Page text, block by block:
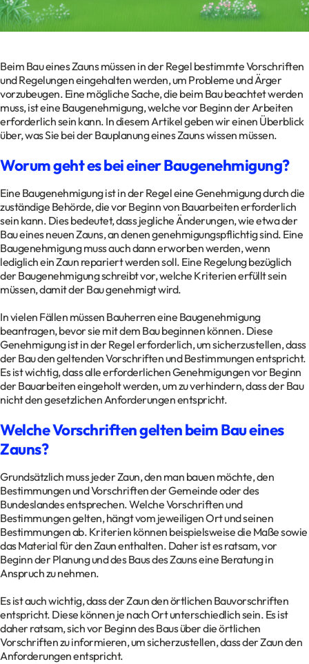
Beim Bau eines Zauns müssen in der Regel bestimmte Vorschriften
und Regelungen eingehalten werden, um Probleme und Ärger
vorzubeugen. Eine mögliche Sache, die beim Bau beachtet werden
muss, ist eine Baugenehmigung, welche vor Beginn der Arbeiten
erforderlich sein kann. In diesem Artikel geben wir einen Überblick
über, was Sie bei der Bauplanung eines Zauns wissen müssen.
Worum geht es bei einer Baugenehmigung?
Eine Baugenehmigung ist in der Regel eine Genehmigung durch die
zuständige Behörde, die vor Beginn von Bauarbeiten erforderlich
sein kann. Dies bedeutet, dass jegliche Änderungen, wie etwa der
Bau eines neuen Zauns, an denen genehmigungspflichtig sind. Eine
Baugenehmigung muss auch dann erworben werden, wenn
lediglich ein Zaun repariert werden soll. Eine Regelung bezüglich
der Baugenehmigung schreibt vor, welche Kriterien erfüllt sein
müssen, damit der Bau genehmigt wird.
In vielen Fällen müssen Bauherren eine Baugenehmigung
beantragen, bevor sie mit dem Bau beginnen können. Diese
Genehmigung ist in der Regel erforderlich, um sicherzustellen, dass
der Bau den geltenden Vorschriften und Bestimmungen entspricht.
Es ist wichtig, dass alle erforderlichen Genehmigungen vor Beginn
der Bauarbeiten eingeholt werden, um zu verhindern, dass der Bau
nicht den gesetzlichen Anforderungen entspricht.
Welche Vorschriften gelten beim Bau eines
Zauns?
Grundsätzlich muss jeder Zaun, den man bauen möchte, den
Bestimmungen und Vorschriften der Gemeinde oder des
Bundeslandes entsprechen. Welche Vorschriften und
Bestimmungen gelten, hängt vom jeweiligen Ort und seinen
Bestimmungen ab. Kriterien können beispielsweise die Maße sowie
das Material für den Zaun enthalten. Daher ist es ratsam, vor
Beginn der Planung und des Baus des Zauns eine Beratung in
Anspruch zu nehmen.
Es ist auch wichtig, dass der Zaun den örtlichen Bauvorschriften
entspricht. Diese können je nach Ort unterschiedlich sein. Es ist
daher ratsam, sich vor Beginn des Baus über die örtlichen
Vorschriften zu informieren, um sicherzustellen, dass der Zaun den
Anforderungen entspricht.